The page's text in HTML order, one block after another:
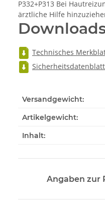
P332+P313 Bei
ärztliche Hilfe
Technisches
Sicherheitsdatenblatt
Versandgewicht:
Artikelgewicht:
Inhalt:
Angaben zur